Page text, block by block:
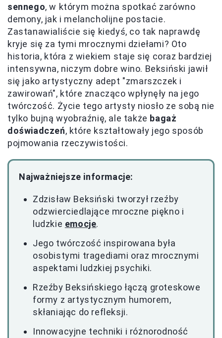
sennego, w którym można spotkać zarówno
demony, jak i melancholijne postacie.
Zastanawialiście się kiedyś, co tak naprawdę
kryje się za tymi mrocznymi dziełami? Oto
historia, która z wiekiem staje się coraz bardziej
intensywna, niczym dobre wino. Beksiński jawił
się jako artystyczny adept "zmarszczek i
zawirowań", które znacząco wpłynęły na jego
twórczość. Życie tego artysty niosło ze sobą nie
tylko bujną wyobraźnię, ale także bagaż
doświadczeń, które kształtowały jego sposób
pojmowania rzeczywistości.
Najważniejsze informacje:
Zdzisław Beksiński tworzył rzeźby
odzwierciedlające mroczne piękno i
ludzkie emocje.
Jego twórczość inspirowana była
osobistymi tragediami oraz mrocznymi
aspektami ludzkiej psychiki.
Rzeźby Beksińskiego łączą groteskowe
formy z artystycznym humorem,
skłaniając do refleksji.
Innowacyjne techniki i różnorodność